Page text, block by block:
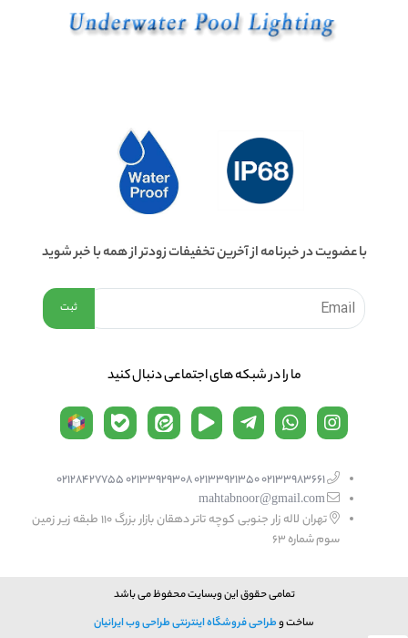
ما را در شبكه های اجتماعی دنبال کنید
02133983661 02133921350 02133929308 02128427755
mahtabnoor@gmail.com
تهران لاله زار جنوبی کوچه تاتر دهقان بازار بزرگ 110 طبقه زیر زمین
سوم شماره 63
با عضویت در خبرنامه از آخرین تخفیفات زودتر از همه با خبر شوید
تمامی حقوق این وبسایت محفوظ می باشد
ساخت وطراحی فروشگاه اینترنتیطراحی وب ایرانیان